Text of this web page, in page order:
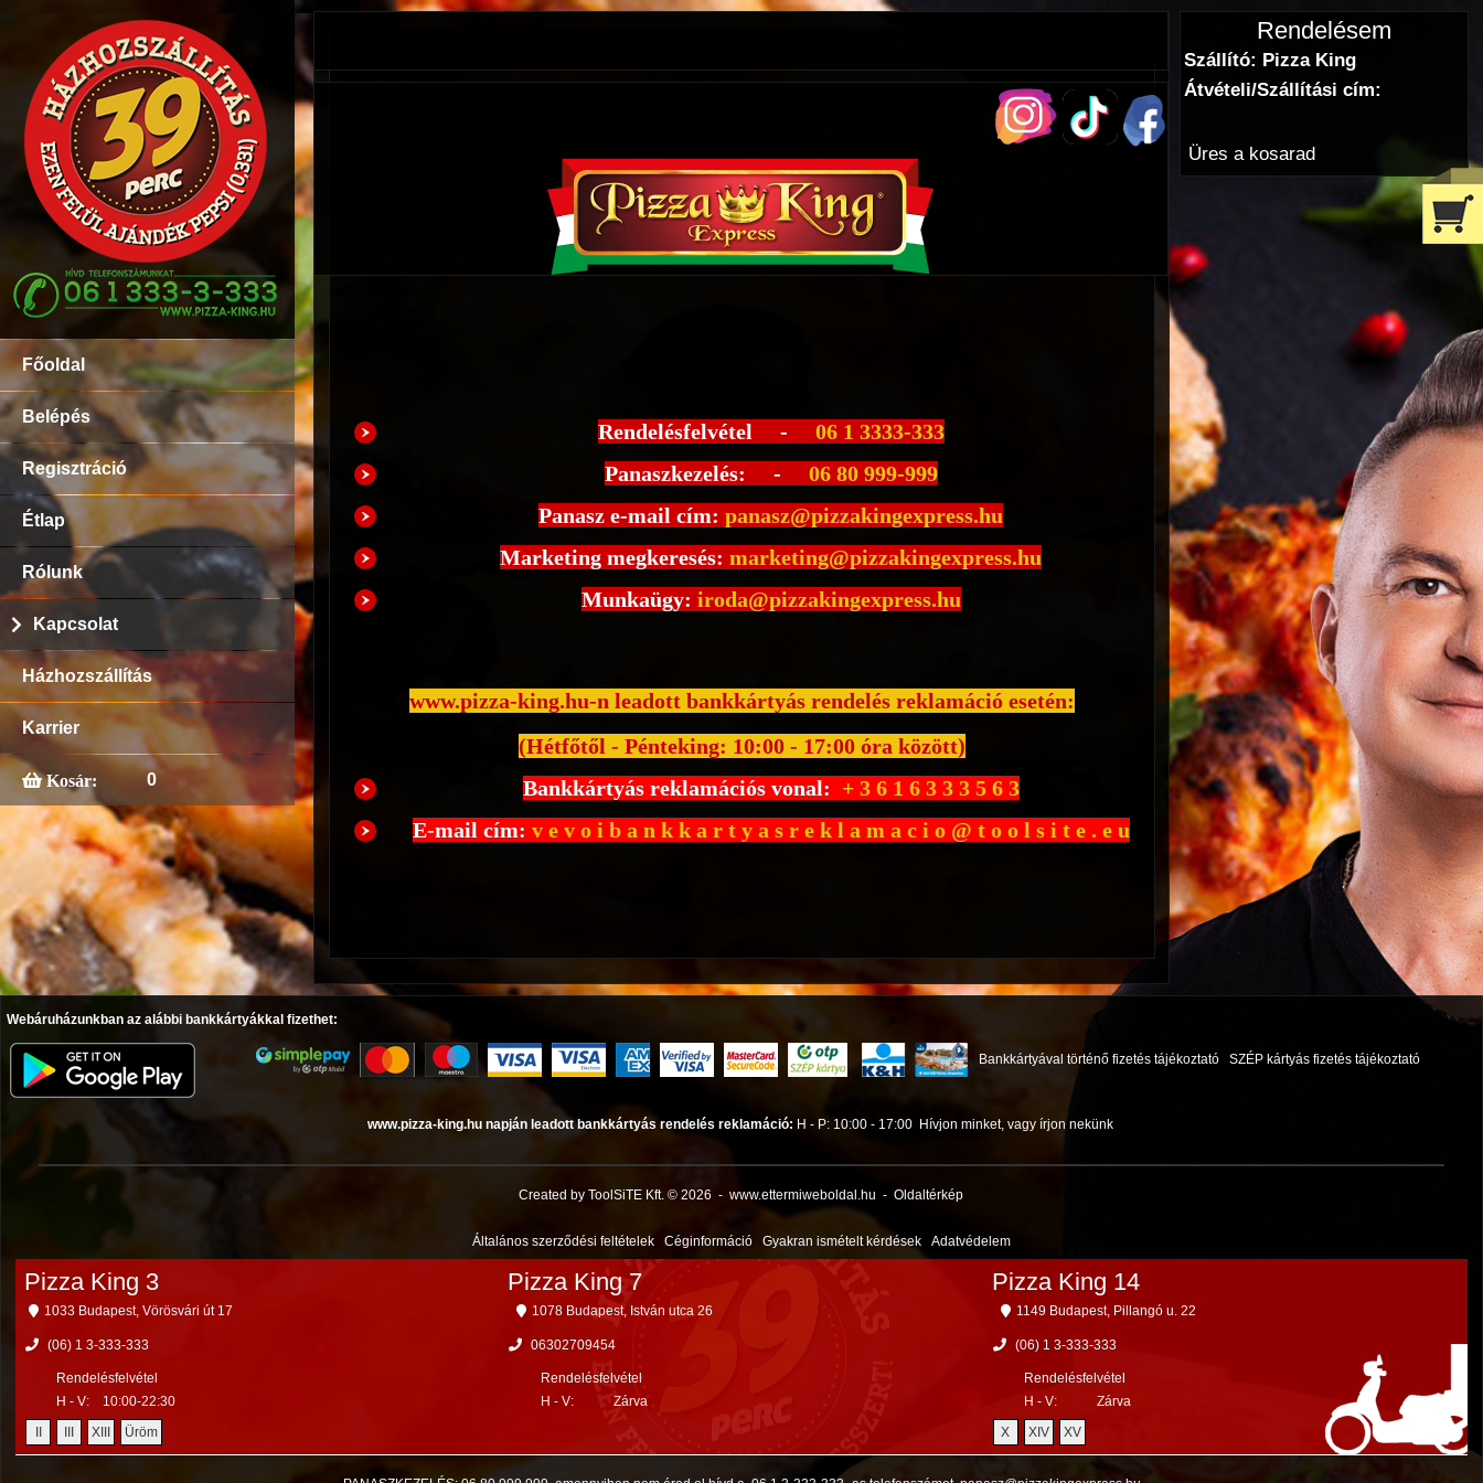
Főoldal
Belépés
Regisztráció
Étlap
Rólunk
Kapcsolat
Házhozszállítás
Karrier
Kosár: 0
Rendelésfelvétel -
06 1 3333-333
Panaszkezelés: - 06 80 999-999
Panasz e-mail cím:panasz@pizzakingexpress.hu
Marketing megkeresés:marketing@pizzakingexpress.hu
Munkaügy: iroda@pizzakingexpress.hu
www.pizza-king.hu-n leadott bankkártyás rendelés reklamáció esetén:
(Hétfőtől - Pénteking: 10:00 - 17:00 óra között)
Bankkártyás reklamációs vonal: + 3 6 1 6 3 3 3 5 6 3
E-mail cím: v e v o i b a n k k a r t y a s r e k l a m a c i o @ t o o l s i t e . e u
Rendelésem
Szállító: Pizza King
Átvételi/Szállítási cím:
Üres a kosarad
Webáruházunkban az alábbi bankkártyákkal fizethet:
Bankkártyával történő fizetés tájékoztató SZÉP kártyás fizetés tájékoztató
www.pizza-king.hu napján leadott bankkártyás rendelés reklamáció: H - P: 10:00 - 17:00 Hívjon minket, vagy írjon nekünk
Created by ToolSiTE Kft. © 2026 - www.ettermiweboldal.hu - Oldaltérkép
Általános szerződési feltételek Céginformáció Gyakran ismételt kérdések Adatvédelem
Pizza King 3
1033 Budapest, Vörösvári út 17
(06) 1 3-333-333
Rendelésfelvétel
H - V:
10:00-22:30
II
III XIII Üröm
Pizza King 7
1078 Budapest, István utca 26
06302709454
Rendelésfelvétel
H - V:
Zárva
Pizza King 14
1149 Budapest, Pillangó u. 22
(06) 1 3-333-333
Rendelésfelvétel
H - V:
Zárva
X
XIV XV